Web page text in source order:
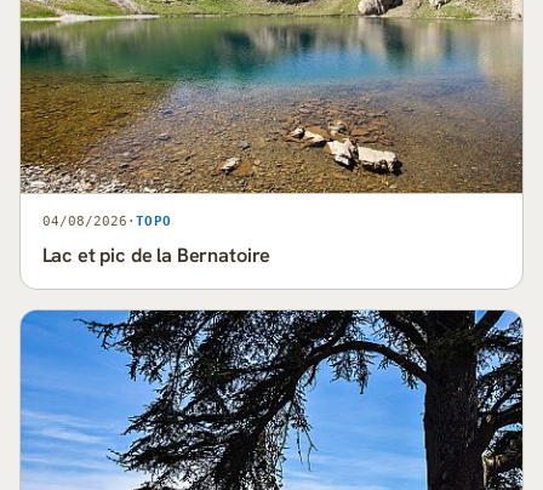
04/08/2026 · TOPO
Lac et pic de la Bernatoire